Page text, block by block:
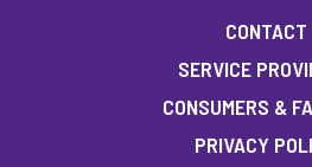
CONTACT
SERVICE
CONSUMERS &
PRIVACY